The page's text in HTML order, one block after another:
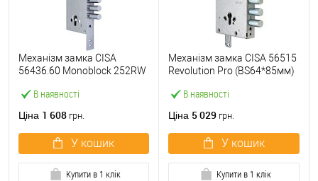
В наявності
Механізм замка CISA
56436.60 Monoblock 252RW
Ціна 1 608 грн.
У кошик
Купити в 1 клік
В наявності
Механізм замка CISA 56515
Revolution Pro (BS64*85мм)
торцевої планки
Ціна 5 029 грн.
У кошик
Купити в 1 клік